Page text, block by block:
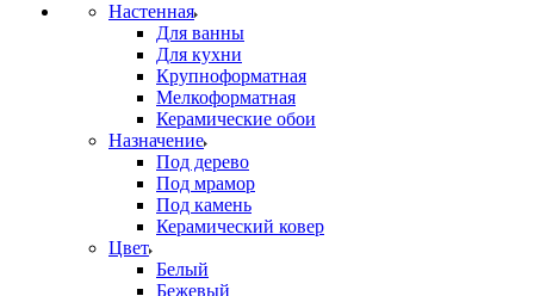
Настенная
Для ванны
Для кухни
Крупноформатная
Мелкоформатная
Керамические обои
Назначение
Под дерево
Под мрамор
Под камень
Керамический ковер
Цвет
Белый
Бежевый